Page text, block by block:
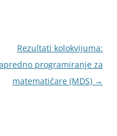
Rezultati kolokvijuma:
programiranje za
matematičare (MDS) →